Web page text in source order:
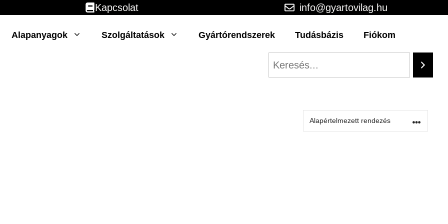
Kapcsolat info@gyartovilag.hu
Alapanyagok Szolgáltatások Gyártórendszerek Tudásbázis Fiókom